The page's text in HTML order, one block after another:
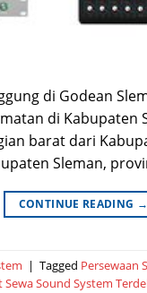
di Godean
di Kabupaten
barat dari
Sleman,
CONTINUE READING →
| Tagged Persewaan
Sewa Sound System